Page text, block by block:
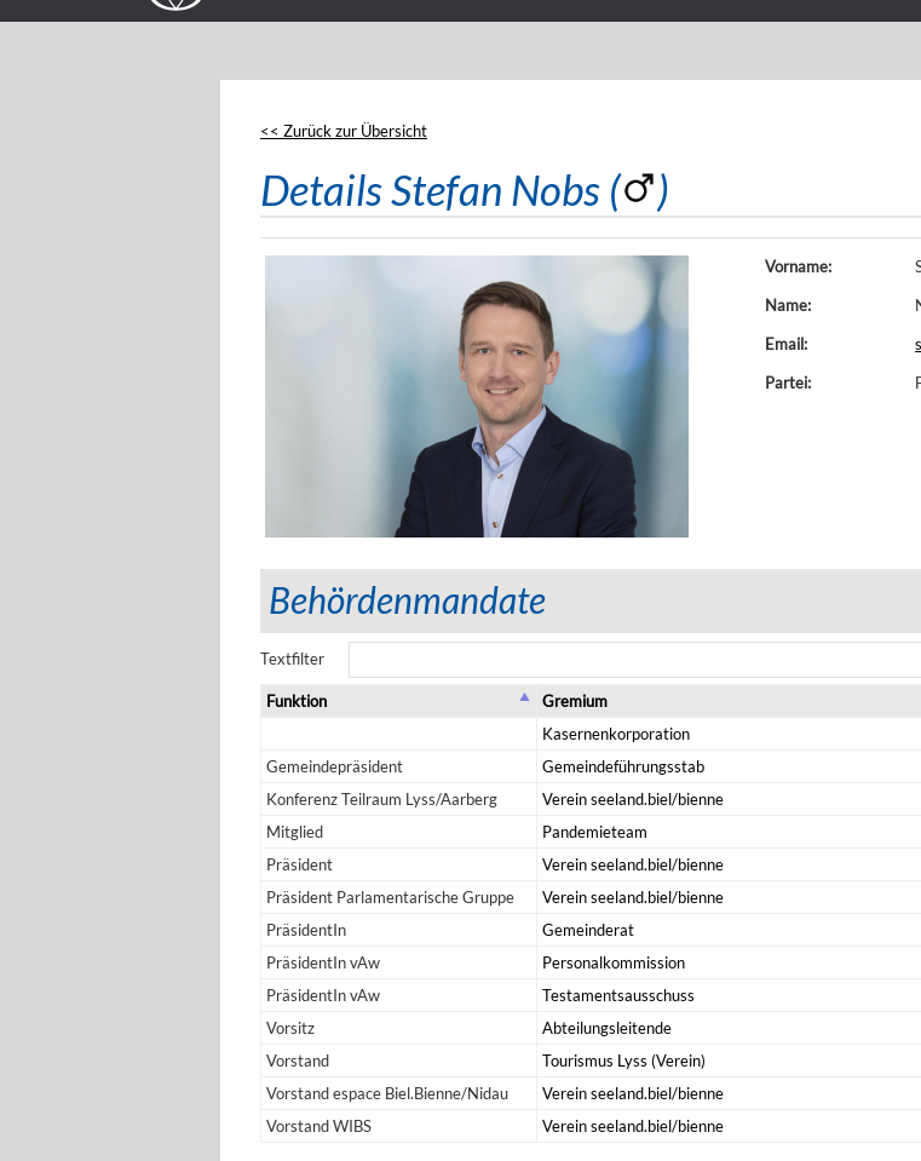
<< Zurück zur Übersicht
Details Stefan Nobs ( )
Vorname:
Name:
Email:
Partei:
Behördenmandate
Textfilter
Funktion Gremium
Kasernenkorporation
Gemeindepräsident
Gemeindeführungsstab
Konferenz Teilraum Lyss/Aarberg
Verein seeland.biel/bienne
Mitglied
Pandemieteam
Präsident
Verein seeland.biel/bienne
Präsident Parlamentarische Gruppe
Verein seeland.biel/bienne
PräsidentIn
Gemeinderat
PräsidentIn vAw
Personalkommission
PräsidentIn vAw
Testamentsausschuss
Vorsitz
Abteilungsleitende
Vorstand
Tourismus Lyss (Verein)
Vorstand espace Biel.Bienne/Nidau
Verein seeland.biel/bienne
Vorstand WIBS
Verein seeland.biel/bienne